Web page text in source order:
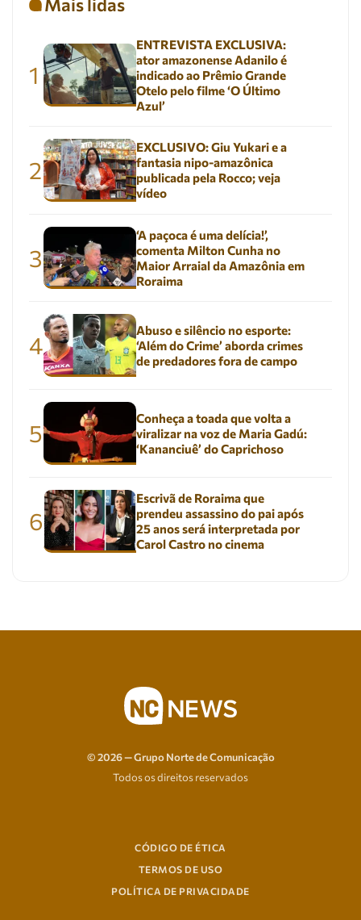
1
ENTREVISTA EXCLUSIVA:
ator amazonense Adanilo é
indicado ao Prêmio Grande
Otelo pelo filme ‘O Último
Azul’
2
EXCLUSIVO: Giu Yukari e a
fantasia nipo-amazônica
publicada pela Rocco; veja
vídeo
3
‘A paçoca é uma delícia!’,
comenta Milton Cunha no
Maior Arraial da Amazônia em
Roraima
4
Abuso e silêncio no esporte:
‘Além do Crime’ aborda crimes
de predadores fora de campo
5
Conheça a toada que volta a
viralizar na voz de Maria Gadú:
‘Kananciuê’ do Caprichoso
6
Escrivã de Roraima que
prendeu assassino do pai após
25 anos será interpretada por
Carol Castro no cinema
© 2026 — Grupo Norte de Comunicação
Todos os direitos reservados
CÓDIGO DE ÉTICA
TERMOS DE USO
POLÍTICA DE PRIVACIDADE